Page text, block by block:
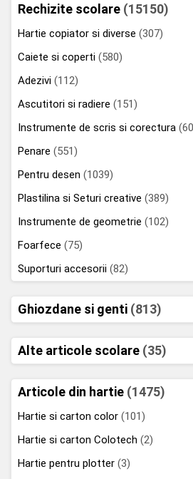
Rechizite scolare (15150)
Hartie copiator si diverse (307)
Caiete si coperti (580)
Adezivi (112)
Ascutitori si radiere (151)
Instrumente de scris si corectura
Penare (551)
Pentru desen (1039)
Plastilina si Seturi creative (389)
Instrumente de geometrie (102)
Foarfece (75)
Suporturi accesorii (82)
Ghiozdane si genti (813)
Alte articole scolare (35)
Articole din hartie (1475)
Hartie si carton color (101)
Hartie si carton Colotech (2)
Hartie pentru plotter (3)